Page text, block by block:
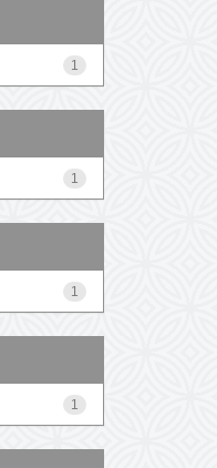
1
1
1
1